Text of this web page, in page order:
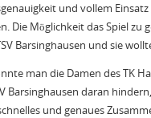
und vollem
Die Möglichkeit das Spiel zu
Barsinghausen und sie
man die Damen des TK
Barsinghausen daran
und genaues